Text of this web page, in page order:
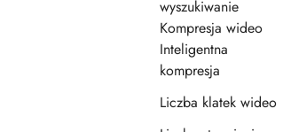
wyszukiwanie
Kompresja wideo
Inteligentna
kompresja
Liczba klatek wideo